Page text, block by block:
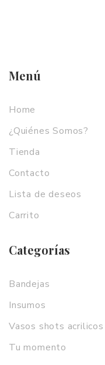
Menú
Home
¿Quiénes Somos?
Tienda
Contacto
Lista de deseos
Carrito
Categorías
Bandejas
Insumos
Vasos shots acrilicos
Tu momento